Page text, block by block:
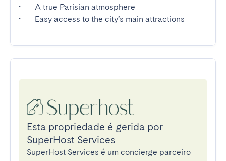
•	A true Parisian atmosphere
•	Easy access to the city’s main attractions
Esta propriedade é gerida por
SuperHost Services
SuperHost Services é um concierge parceiro